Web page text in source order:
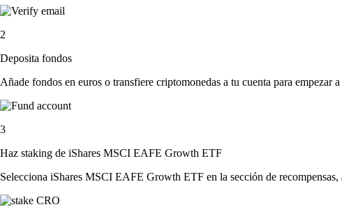
2
Deposita fondos
Añade fondos en euros o transfiere criptomonedas a tu cuenta para empezar a
3
Haz staking de iShares MSCI EAFE Growth ETF
Selecciona iShares MSCI EAFE Growth ETF en la sección de